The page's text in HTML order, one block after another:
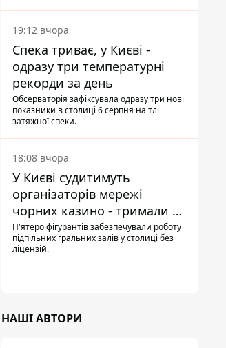
19:12 вчора
Спека триває, у Києві -
одразу три температурні
рекорди за день
Обсерваторія зафіксувала одразу три нові
показники в столиці 6 серпня на тлі
затяжної спеки.
18:08 вчора
У Києві судитимуть
організаторів мережі
чорних казино - тримали 39
закладів
П'ятеро фігурантів забезпечували роботу
підпільних гральних залів у столиці без
ліцензій.
НАШІ АВТОРИ